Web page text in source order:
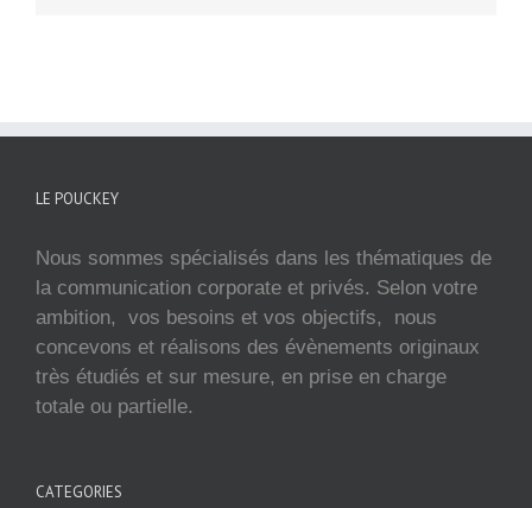
LE POUCKEY
Nous sommes spécialisés dans les thématiques de
la communication corporate et privés. Selon votre
ambition, vos besoins et vos objectifs, nous
concevons et réalisons des évènements originaux
très étudiés et sur mesure, en prise en charge
totale ou partielle.
CATEGORIES